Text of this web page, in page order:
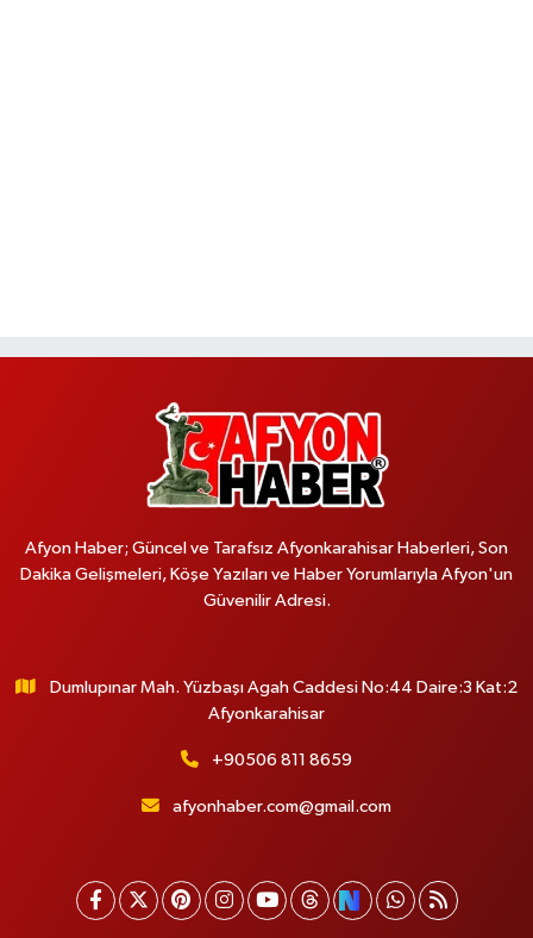
Afyon Haber; Güncel ve Tarafsız Afyonkarahisar Haberleri, Son
Dakika Gelişmeleri, Köşe Yazıları ve Haber Yorumlarıyla Afyon'un
Güvenilir Adresi.
Dumlupınar Mah. Yüzbaşı Agah Caddesi No:44 Daire:3 Kat:2
Afyonkarahisar
+90506 811 8659
afyonhaber.com@gmail.com